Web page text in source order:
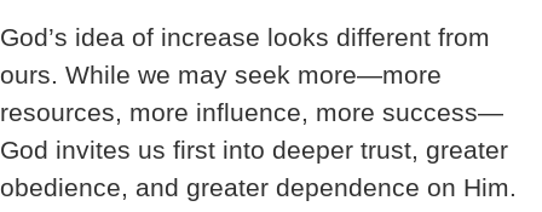
God’s idea of increase looks different from
ours. While we may seek more—more
resources, more influence, more success—
God invites us first into deeper trust, greater
obedience, and greater dependence on Him.